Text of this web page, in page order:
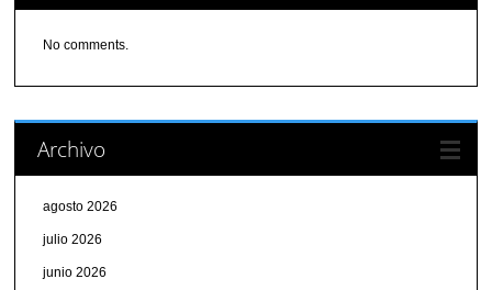
No comments.
Archivo
agosto 2026
julio 2026
junio 2026